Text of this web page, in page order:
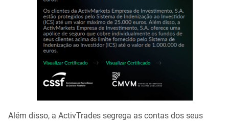
Além disso, a ActivTrades segrega as contas dos seus